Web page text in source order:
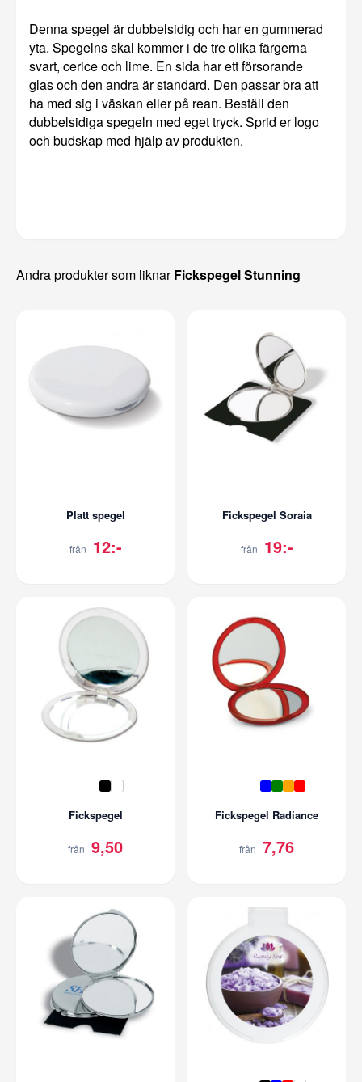
Denna spegel är dubbelsidig och har en gummerad
yta. Spegelns skal kommer i de tre olika färgerna
svart, cerice och lime. En sida har ett försorande
glas och den andra är standard. Den passar bra att
ha med sig i väskan eller på rean. Beställ den
dubbelsidiga spegeln med eget tryck. Sprid er logo
och budskap med hjälp av produkten.
Andra produkter som liknarFickspegel Stunning
Platt spegel
från 12:-
Fickspegel Soraia
från 19:-
Fickspegel
från 9,50
Fickspegel Radiance
från 7,76